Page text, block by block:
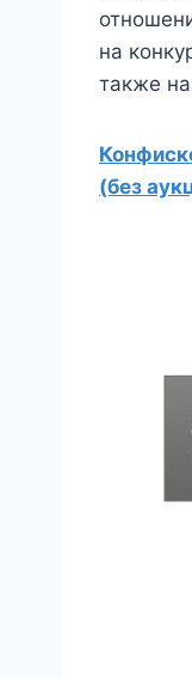
на
также
(без